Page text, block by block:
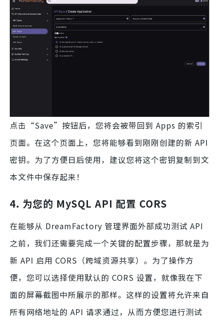
点击“Save”按钮后，您将会被带回到 Apps 的索引
页面。在这个页面上，您将能够看到刚刚创建的新 API
密钥。为了方便日后使用，建议您将这个密钥复制到文
本文件中保存起来！
4. 为您的 MySQL API 配置 CORS
在能够从 DreamFactory 管理界面外部成功测试 API
之前，我们还需要完成一个关键的配置步骤，那就是为
新 API 启用 CORS（跨域资源共享）。为了操作方
便，您可以选择使用默认的 CORS 设置，就像我在下
面的屏幕截图中所展示的那样。这样的设置将允许来自
所有网络地址的 API 请求通过，从而方便您进行测试